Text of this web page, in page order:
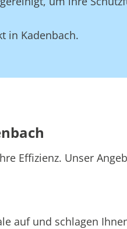
in Kadenbach.
Effizienz. Unser
auf und schlagen